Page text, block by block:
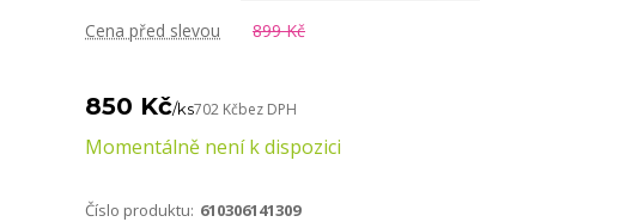
Cena před slevou 899 Kč
850 Kč/ks702 Kčbez DPH
Momentálně není k dispozici
Číslo produktu: 610306141309